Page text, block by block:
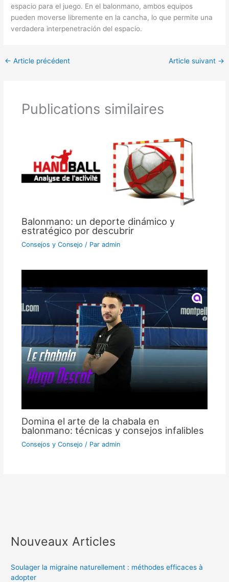
espacio para el juego. En el balonmano, ambos equipos
pueden moverse libremente en la cancha, lo que permite una
verdadera interpenetración del espacio.
← Article précédent Article suivant →
Publications similaires
Balonmano: un deporte dinámico y
estratégico por descubrir
Consejos y Consejo / Par admin
Domina el arte de la chabala en
balonmano: técnicas y consejos infalibles
Consejos y Consejo / Par admin
Nouveaux Articles
Soulager la migraine naturellement : méthodes efficaces à
adopter